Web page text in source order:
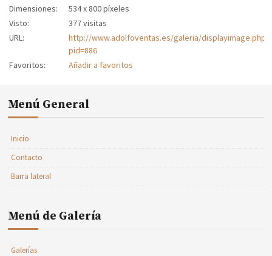
Dimensiones:
534 x 800 píxeles
Visto:
377 visitas
URL:
http://www.adolfoventas.es/galeria/displayimage.php?
pid=886
Favoritos:
Añadir a favoritos
Menú General
Inicio
Contacto
Barra lateral
Menú de Galería
Galerías